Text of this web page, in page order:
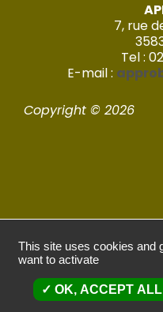
7, rue
Tel :
E-mail :
Copyright © 2026
Politique
This site uses cookies and
want to activate
OK, ACCEPT ALL